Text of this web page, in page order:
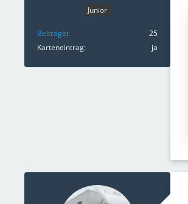
Junior
Beiträge
25
Karteneintrag
ja